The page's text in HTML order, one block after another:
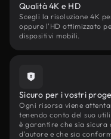
Qualità 4K e HD
Scegli la risoluzione 4K
oppure l'HD ottimizzato
dispositivi mobili.
Sicuro per i vostri
Ogni risorsa viene
tenendo conto del suo
è garantire che sia
d'autore e che sia